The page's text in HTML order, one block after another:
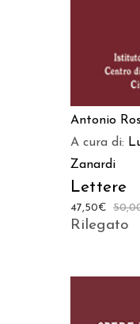
Antonio
A cura di:
Zanardi
Lettere
47,50€
Rilegato